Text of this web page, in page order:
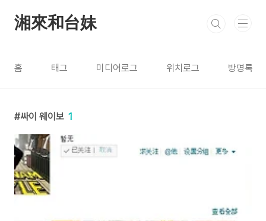
湘來和台妹
홈 태그 미디어로그 위치로그 방명록
싸이 웨이보 1